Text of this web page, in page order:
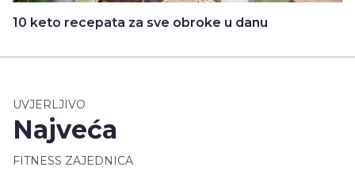
10 keto recepata za sve obroke u danu
UVJERLJIVO
Najveća
FITNESS ZAJEDNICA